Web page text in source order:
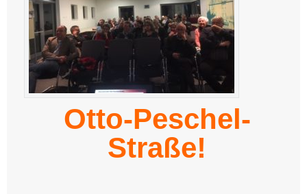
Otto-Peschel-
Straße!